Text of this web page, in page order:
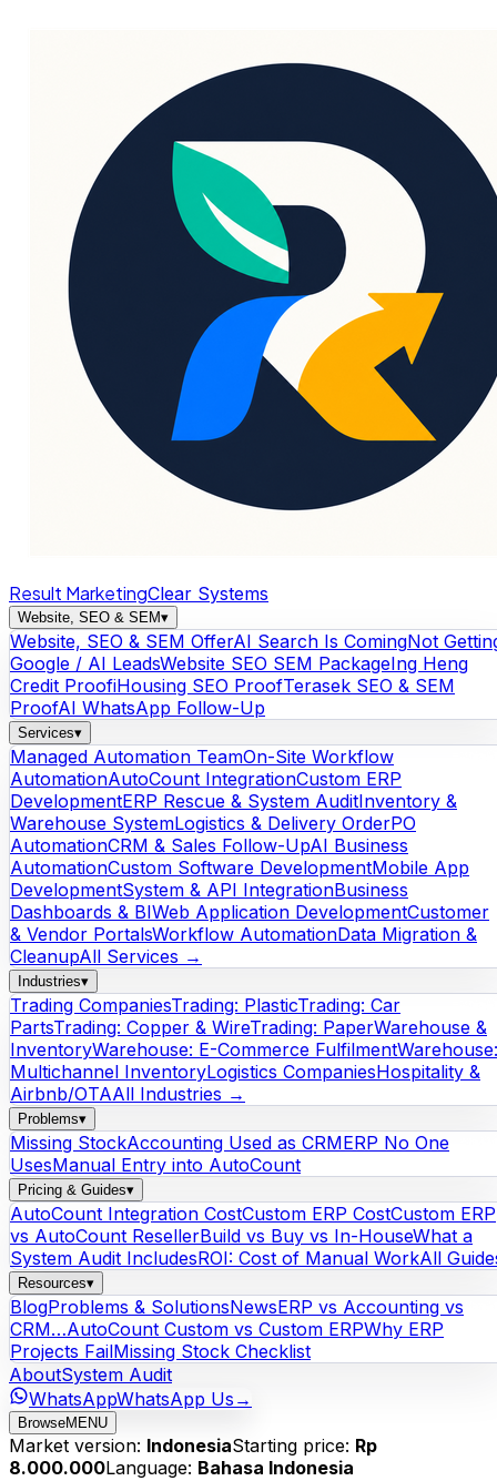
Result MarketingClear Systems
Website, SEO & SEM▾
Website, SEO & SEM OfferAI Search Is ComingNot
Google / AI LeadsWebsite SEO SEM PackageIng Heng
Credit ProofiHousing SEO ProofTerasek SEO & SEM
ProofAI WhatsApp Follow-Up
Services▾
Managed Automation TeamOn-Site Workflow
AutomationAutoCount IntegrationCustom ERP
DevelopmentERP Rescue & System AuditInventory &
Warehouse SystemLogistics & Delivery OrderPO
AutomationCRM & Sales Follow-UpAI Business
AutomationCustom Software DevelopmentMobile App
DevelopmentSystem & API IntegrationBusiness
Dashboards & BIWeb Application DevelopmentCustomer
& Vendor PortalsWorkflow AutomationData Migration &
CleanupAll Services →
Industries▾
Trading CompaniesTrading: PlasticTrading: Car
PartsTrading: Copper & WireTrading: PaperWarehouse &
InventoryWarehouse: E-Commerce FulfilmentWarehouse:
Multichannel InventoryLogistics CompaniesHospitality &
Airbnb/OTAAll Industries →
Problems▾
Missing StockAccounting Used as CRMERP No One
UsesManual Entry into AutoCount
Pricing & Guides▾
AutoCount Integration CostCustom ERP CostCustom ERP
vs AutoCount ResellerBuild vs Buy vs In-HouseWhat a
System Audit IncludesROI: Cost of Manual WorkAll
Resources▾
BlogProblems & SolutionsNewsERP vs Accounting vs
CRM…AutoCount Custom vs Custom ERPWhy ERP
Projects FailMissing Stock Checklist
AboutSystem Audit
WhatsAppWhatsApp Us →
BrowseMENU
Market version: IndonesiaStarting price: Rp
8.000.000Language: Bahasa Indonesia